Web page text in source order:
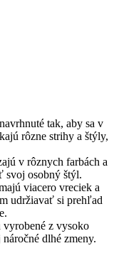
tak, aby sa v
rôzne strihy a štýly,
v rôznych farbách a
svoj osobný štýl.
viacero vreciek a
udržiavať si prehľad
z vysoko
dlhé zmeny.